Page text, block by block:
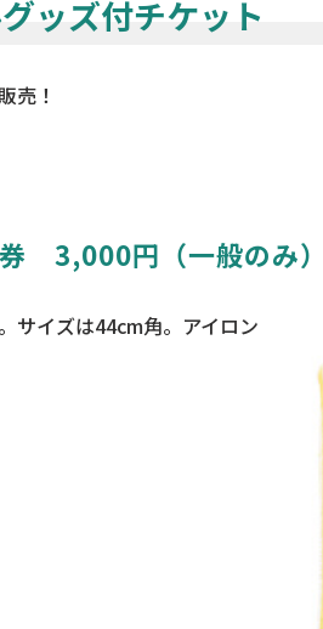
ッズ付チケット
売！
3,000円（一般のみ
サイズは44cm角。アイロン